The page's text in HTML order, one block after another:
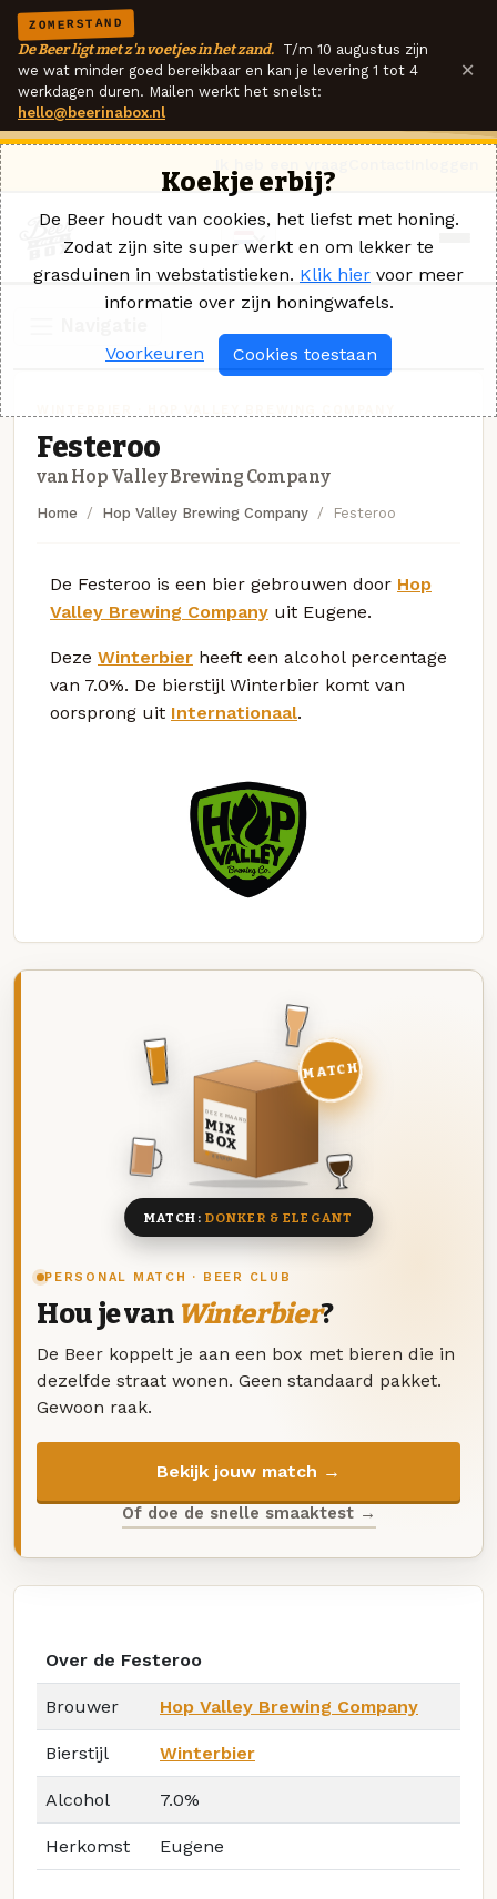
ZOMERSTAND
De Beer ligt met z'n voetjes in het zand. T/m 10 augustus zijn
we wat minder goed bereikbaar en kan je levering 1 tot 4
werkdagen duren. Mailen werkt het snelst:
hello@beerinabox.nl
×
Festeroo
van Hop Valley Brewing Company
Home Hop Valley Brewing Company Festeroo
De Festeroo is een bier gebrouwen door Hop
Valley Brewing Company uit Eugene.
Deze Winterbier heeft een alcohol percentage
van 7.0%. De bierstijl Winterbier komt van
oorsprong uit Internationaal.
PERSONAL MATCH · BEER CLUB
Hou je van Winterbier?
De Beer koppelt je aan een box met bieren die in
dezelfde straat wonen. Geen standaard pakket.
Gewoon raak.
Bekijk jouw match →
Of doe de snelle smaaktest →
DEZE MAAND
MIX
BOX
8 BIEREN
MATCH
MATCH: DONKER & ELEGANT
Over de Festeroo
Brouwer Hop Valley Brewing Company
Bierstijl Winterbier
Alcohol 7.0%
Herkomst Eugene
Koekje erbij?
De Beer houdt van cookies, het liefst met honing.
Zodat zijn site super werkt en om lekker te
grasduinen in webstatistieken. Klik hier voor meer
informatie over zijn honingwafels.
Voorkeuren Cookies toestaan